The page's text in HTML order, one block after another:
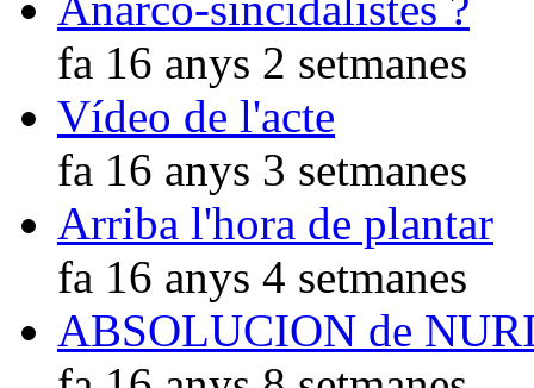
fa 16 anys 2 setmanes
Vídeo de l'acte
fa 16 anys 3 setmanes
Arriba l'hora de plantar
fa 16 anys 4 setmanes
ABSOLUCION de